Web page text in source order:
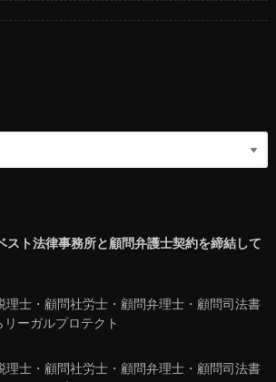
スト法律事務所と顧問弁護士契約を締結して